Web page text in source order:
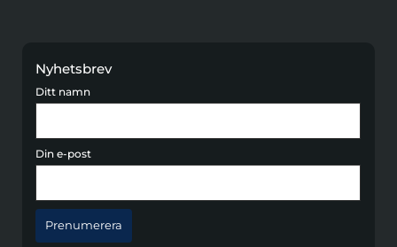
Nyhetsbrev
Ditt namn
Din e-post